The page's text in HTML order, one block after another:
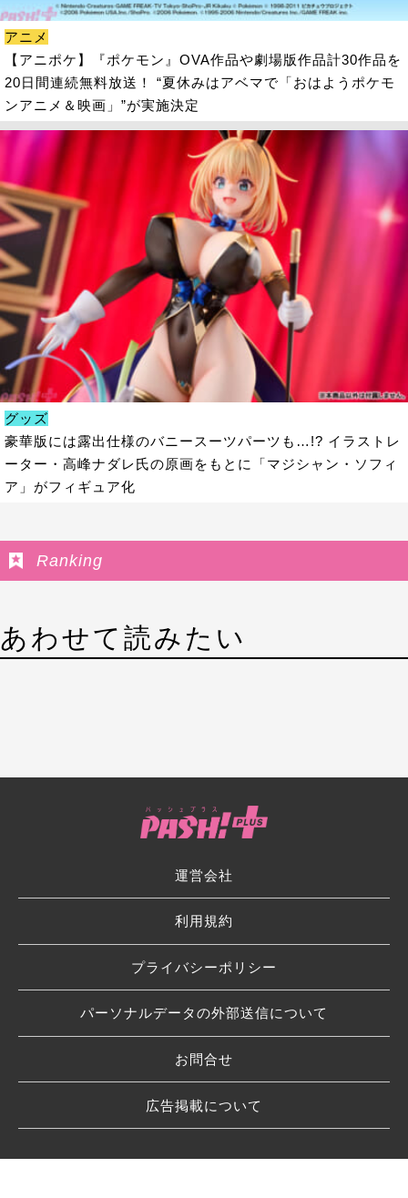
アニメ
【アニポケ】『ポケモン』OVA作品や劇場版作品計30作品を
20日間連続無料放送！ “夏休みはアベマで「おはようポケモ
ンアニメ＆映画」”が実施決定
グッズ
豪華版には露出仕様のバニースーツパーツも…!? イラストレ
ーター・高峰ナダレ氏の原画をもとに「マジシャン・ソフィ
ア」がフィギュア化
Ranking
あわせて読みたい
運営会社
利用規約
プライバシーポリシー
パーソナルデータの外部送信について
お問合せ
広告掲載について